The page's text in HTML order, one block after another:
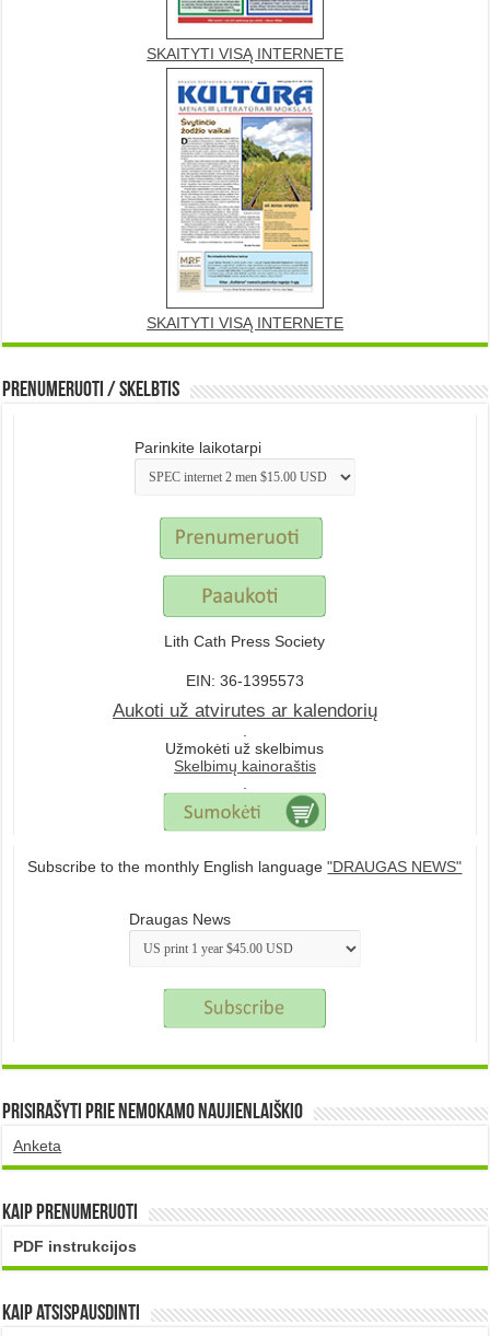
SKAITYTI VISĄ INTERNETE
SKAITYTI VISĄ INTERNETE
Prenumeruoti / Skelbtis
Parinkite laikotarpi
Lith Cath Press Society
EIN: 36-1395573
Aukoti už atvirutes ar kalendorių
Užmokėti už skelbimus
Skelbimų kainoraštis
Subscribe to the monthly English language"DRAUGAS NEWS"
Draugas News
Prisirašyti prie nemokamo naujienlaiškio
Anketa
Kaip prenumeruoti
PDF instrukcijos
Kaip atsispausdinti